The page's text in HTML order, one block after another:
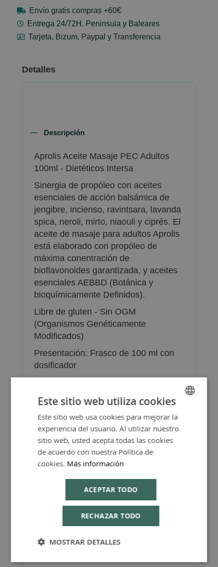
Envío gratis compras +60€
Entrega 24/72H. Peninsula y Baleares
Tarjeta, Bizum, Paypal y Transferencia
Detalles
Descripción
Aprolis Aceite Masaje PEC Adultos
100ml - Dietéticos Intersa
Sinergia de propóleo con aceites
esenciales de acción balsámica de
jengibre, incienso, ravintsara, lavanda
spica, neroli, mirto, niaouli y ciprés. El
aceite de masaje para adultos Aprolis
está elaborado con propóleo de
máxima conentración de
bioflavonoides garantizada, y aceites
esenciales AEBBD (Botánica y
bioquímicamente Definidos).
Libre de gluten - Sin OGM
(Organismos Genéticamente
Modificados)
Presentación: Frasco de 100 ml con
dosificador
Más Información
FAQ - Preguntas y Respuestas
SPANISH
ENGLISH
Este sitio web utiliza cookies
Este sitio web usa cookies para mejorar la
experiencia del usuario. Al utilizar nuestro
sitio web, usted acepta todas las cookies
de acuerdo con nuestra Política de
cookies. Más información
ACEPTAR TODO
RECHAZAR TODO
MOSTRAR DETALLES